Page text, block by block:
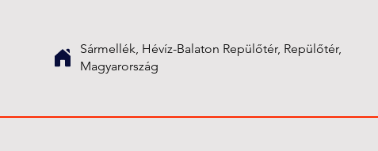
Sármellék, Hévíz-Balaton Repülőtér, Repülőtér,
Magyarország